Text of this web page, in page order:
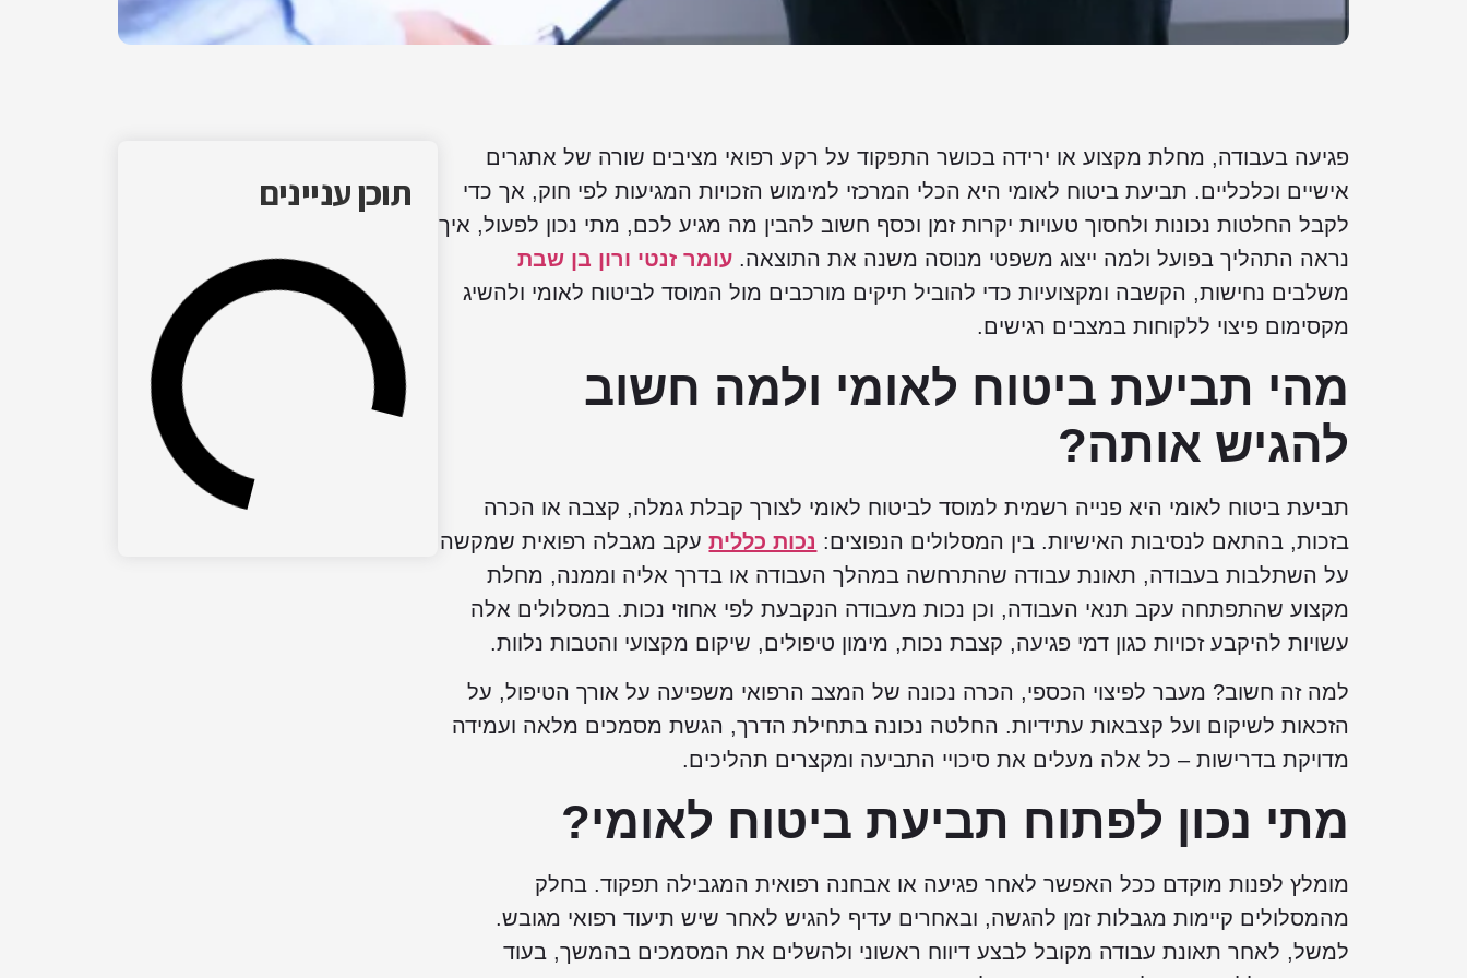
פגיעה בעבודה, מחלת מקצוע או ירידה בכושר התפקוד על רקע רפואי מציבים שורה של אתגרים
אישיים וכלכליים. תביעת ביטוח לאומי היא הכלי המרכזי למימוש הזכויות המגיעות לפי חוק, אך כדי
לקבל החלטות נכונות ולחסוך טעויות יקרות זמן וכסף חשוב להבין מה מגיע לכם, מתי נכון לפעול, איך
נראה התהליך בפועל ולמה ייצוג משפטי מנוסה משנה את התוצאה. עומר זנטי ורון בן שבת
משלבים נחישות, הקשבה ומקצועיות כדי להוביל תיקים מורכבים מול המוסד לביטוח לאומי ולהשיג
מקסימום פיצוי ללקוחות במצבים רגישים.
מהי תביעת ביטוח לאומי ולמה חשוב
להגיש אותה?
תביעת ביטוח לאומי היא פנייה רשמית למוסד לביטוח לאומי לצורך קבלת גמלה, קצבה או הכרה
בזכות, בהתאם לנסיבות האישיות. בין המסלולים הנפוצים: נכות כלליתעקב מגבלה רפואית שמקשה
על השתלבות בעבודה, תאונת עבודה שהתרחשה במהלך העבודה או בדרך אליה וממנה, מחלת
מקצוע שהתפתחה עקב תנאי העבודה, וכן נכות מעבודה הנקבעת לפי אחוזי נכות. במסלולים אלה
עשויות להיקבע זכויות כגון דמי פגיעה, קצבת נכות, מימון טיפולים, שיקום מקצועי והטבות נלוות.
למה זה חשוב? מעבר לפיצוי הכספי, הכרה נכונה של המצב הרפואי משפיעה על אורך הטיפול, על
הזכאות לשיקום ועל קצבאות עתידיות. החלטה נכונה בתחילת הדרך, הגשת מסמכים מלאה ועמידה
מדויקת בדרישות – כל אלה מעלים את סיכויי התביעה ומקצרים תהליכים.
מתי נכון לפתוח תביעת ביטוח לאומי?
מומלץ לפנות מוקדם ככל האפשר לאחר פגיעה או אבחנה רפואית המגבילה תפקוד. בחלק
מהמסלולים קיימות מגבלות זמן להגשה, ובאחרים עדיף להגיש לאחר שיש תיעוד רפואי מגובש.
למשל, לאחר תאונת עבודה מקובל לבצע דיווח ראשוני ולהשלים את המסמכים בהמשך, בעוד
תוכן עניינים